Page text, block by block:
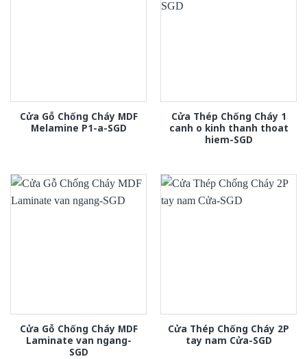
Cửa Gỗ Chống Cháy MDF
Melamine P1-a-SGD
Cửa Thép Chống Cháy 1
canh o kinh thanh thoat
hiem-SGD
Cửa Gỗ Chống Cháy MDF
Laminate van ngang-
SGD
Cửa Thép Chống Cháy 2P
tay nam Cửa-SGD